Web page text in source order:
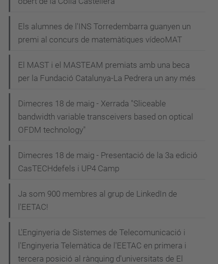
g
c
Els alumnes de l'INS Torredembarra guanyen un
premi al concurs de matemàtiques vídeoMAT
El MAST i el MASTEAM premiats amb una beca
per la Fundació Catalunya-La Pedrera un any més
Dimecres 18 de maig - Xerrada "Sliceable
bandwidth variable transceivers based on optical
OFDM technology"
Dimecres 18 de maig - Presentació de la 3a edició
CasTECHdefels i UP4 Camp
Ja som 900 membres al grup de LinkedIn de
l'EETAC!
L'Enginyeria de Sistemes de Telecomunicació i
l'Enginyeria Telemàtica de l'EETAC en primera i
tercera posició al rànquing d'universitats de El